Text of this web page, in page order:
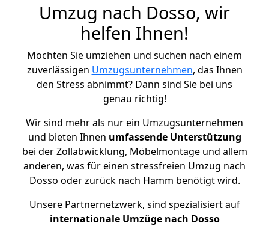
Umzug nach Dosso, wir
helfen Ihnen!
Möchten Sie umziehen und suchen nach einem
zuverlässigen Umzugsunternehmen, das Ihnen
den Stress abnimmt? Dann sind Sie bei uns
genau richtig!
Wir sind mehr als nur ein Umzugsunternehmen
und bieten Ihnen umfassende Unterstützung
bei der Zollabwicklung, Möbelmontage und allem
anderen, was für einen stressfreien Umzug nach
Dosso oder zurück nach Hamm benötigt wird.
Unsere Partnernetzwerk, sind spezialisiert auf
internationale Umzüge nach Dosso